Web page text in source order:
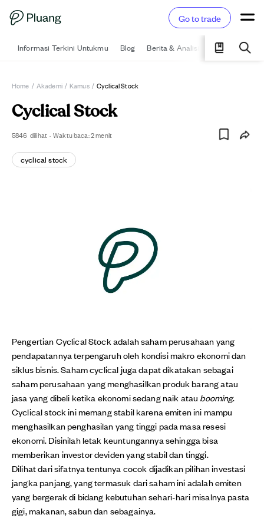
Go to trade
Informasi Terkini Untukmu Blog Berita & Analisis Pelajari
Home / Akademi / Kamus / Cyclical Stock
Cyclical Stock
5846 dilihat · Waktu baca:2menit
cyclical stock
Pengertian Cyclical Stock adalah saham perusahaan yang
pendapatannya terpengaruh oleh kondisi makro ekonomi dan
siklus bisnis. Saham cyclical juga dapat dikatakan sebagai
saham perusahaan yang menghasilkan produk barang atau
jasa yang dibeli ketika ekonomi sedang naik atau booming.
Cyclical stock ini memang stabil karena emiten ini mampu
menghasilkan penghasilan yang tinggi pada masa resesi
ekonomi. Disinilah letak keuntungannya sehingga bisa
memberikan investor deviden yang stabil dan tinggi.
Dilihat dari sifatnya tentunya cocok dijadikan pilihan investasi
jangka panjang, yang termasuk dari saham ini adalah emiten
yang bergerak di bidang kebutuhan sehari-hari misalnya pasta
gigi, makanan, sabun dan sebagainya.